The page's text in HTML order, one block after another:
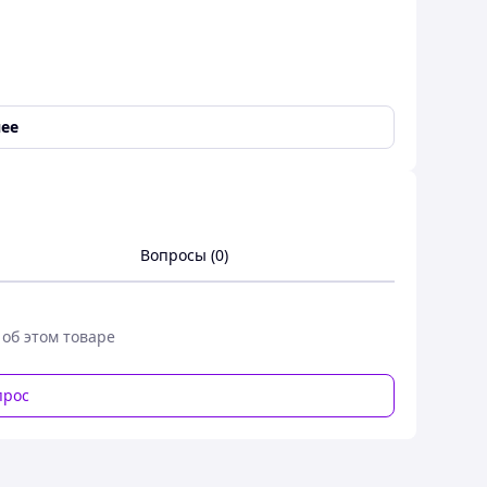
Вопросы (0)
этом товаре